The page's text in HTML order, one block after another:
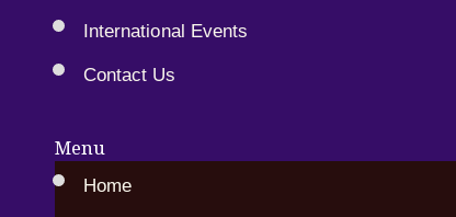
International Events
Contact Us
Menu
Home